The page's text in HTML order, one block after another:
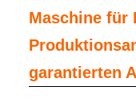
Maschine für
garantierten